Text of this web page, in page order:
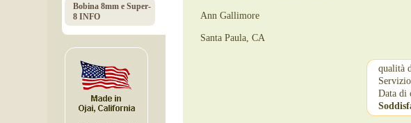
Bobina 8mm e Super-
8 INFO
Ann Gallimore
Santa Paula, CA
qualità
Data di